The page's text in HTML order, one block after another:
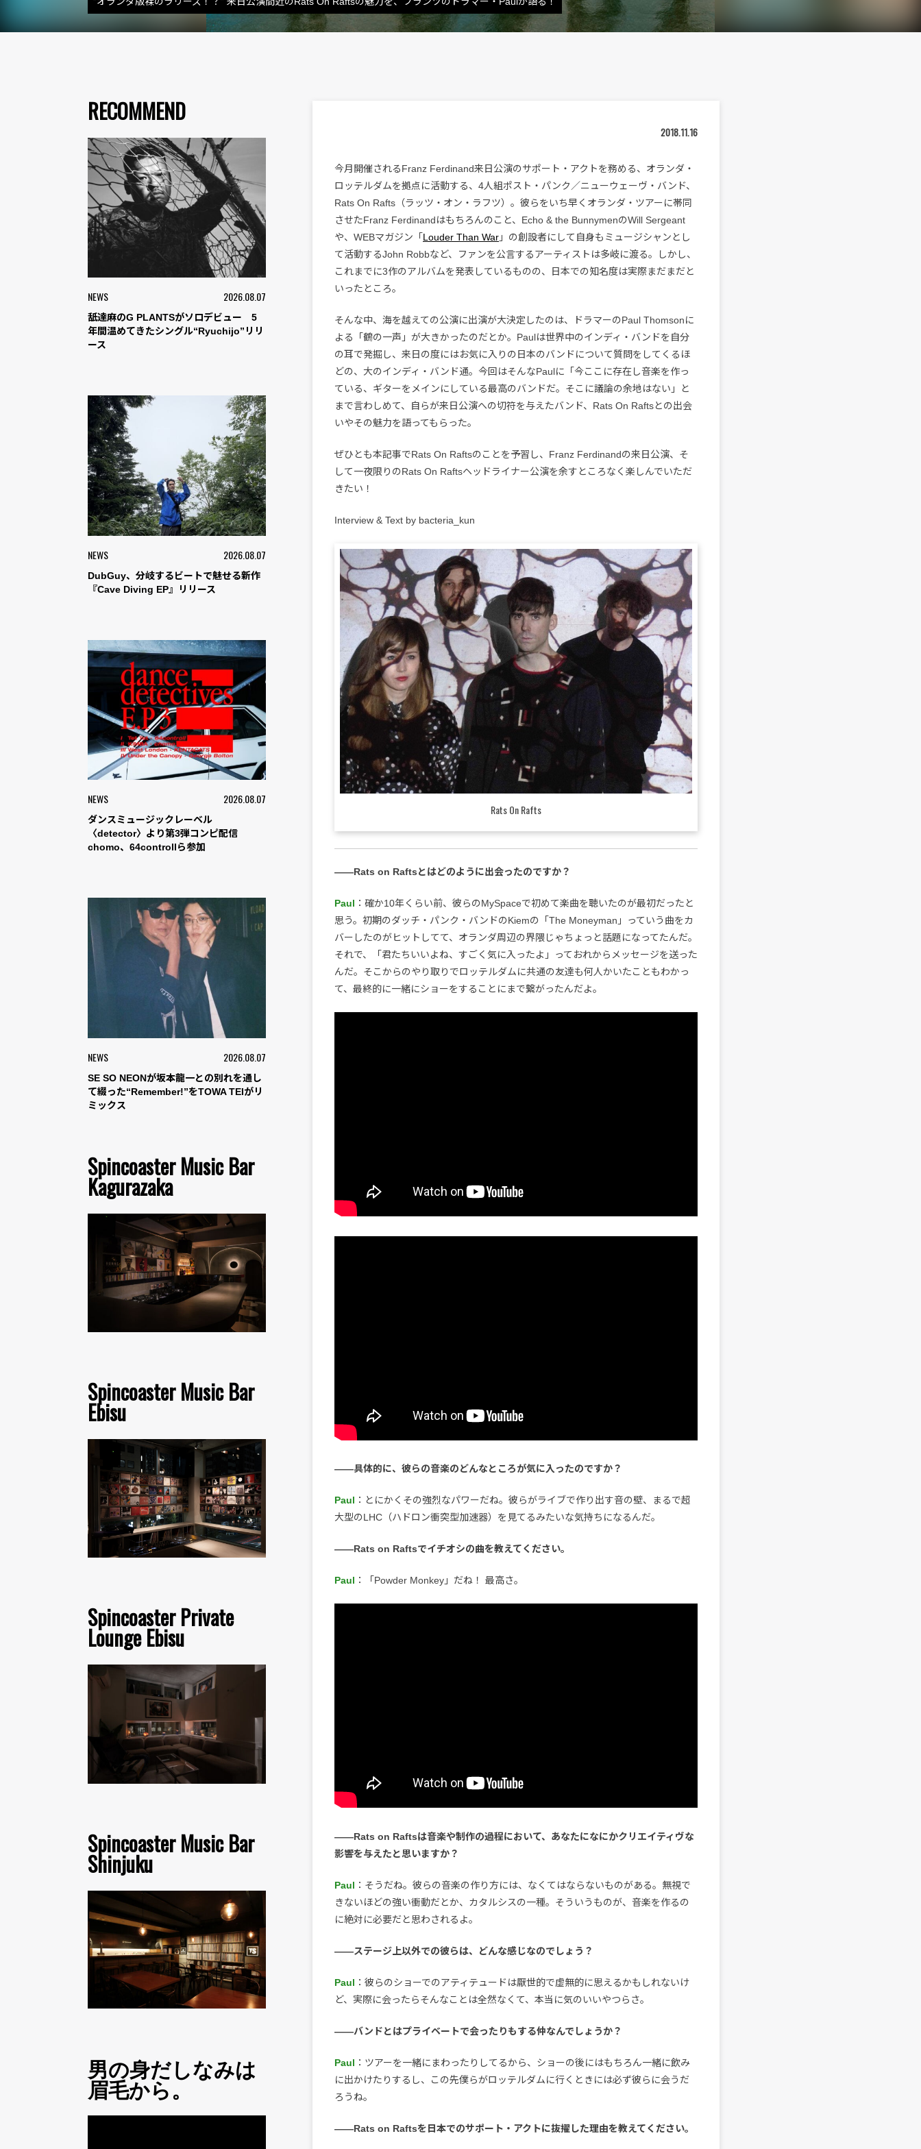
RECOMMEND
NEWS 2026.08.07
舐達麻のG PLANTSがソロデビュー 5
年間温めてきたシングル“Ryuchijo”リリ
ース
NEWS 2026.08.07
DubGuy、分岐するビートで魅せる新作
『Cave Diving EP』リリース
NEWS 2026.08.07
ダンスミュージックレーベル
〈detector〉より第3弾コンピ配信
chomo、64controllら参加
NEWS 2026.08.07
SE SO NEONが坂本龍一との別れを通し
て綴った“Remember!”をTOWA TEIがリ
ミックス
Spincoaster Music Bar
Kagurazaka
Spincoaster Music Bar
Ebisu
Spincoaster Private
Lounge Ebisu
Spincoaster Music Bar
Shinjuku
男の身だしなみは
眉毛から。
2018.11.16
今月開催されるFranz Ferdinand来日公演のサポート・アクトを務める、オランダ・
ロッテルダムを拠点に活動する、4人組ポスト・パンク／ニューウェーヴ・バンド、
Rats On Rafts（ラッツ・オン・ラフツ）。彼らをいち早くオランダ・ツアーに帯同
させたFranz Ferdinandはもちろんのこと、Echo & the BunnymenのWill Sergeant
や、WEBマガジン「 Louder Than War 」の創設者にして自身もミュージシャンとし
て活動するJohn Robbなど、ファンを公言するアーティストは多岐に渡る。しかし、
これまでに3作のアルバムを発表しているものの、日本での知名度は実際まだまだと
いったところ。
そんな中、海を越えての公演に出演が大決定したのは、ドラマーのPaul Thomsonに
よる「鶴の一声」が大きかったのだとか。Paulは世界中のインディ・バンドを自分
の耳で発掘し、来日の度にはお気に入りの日本のバンドについて質問をしてくるほ
どの、大のインディ・バンド通。今回はそんなPaulに「今ここに存在し音楽を作っ
ている、ギターをメインにしている最高のバンドだ。そこに議論の余地はない」と
まで言わしめて、自らが来日公演への切符を与えたバンド、Rats On Raftsとの出会
いやその魅力を語ってもらった。
ぜひとも本記事でRats On Raftsのことを予習し、Franz Ferdinandの来日公演、そ
して一夜限りのRats On Raftsヘッドライナー公演を余すところなく楽しんでいただ
きたい！
Interview & Text by bacteria_kun
Rats On Rafts
――Rats on Raftsとはどのように出会ったのですか？
Paul ：確か10年くらい前、彼らのMySpaceで初めて楽曲を聴いたのが最初だったと
思う。初期のダッチ・パンク・バンドのKiemの「The Moneyman」っていう曲をカ
バーしたのがヒットしてて、オランダ周辺の界隈じゃちょっと話題になってたんだ。
それで、「君たちいいよね、すごく気に入ったよ」っておれからメッセージを送った
んだ。そこからのやり取りでロッテルダムに共通の友達も何人かいたこともわかっ
て、最終的に一緒にショーをすることにまで繋がったんだよ。
――具体的に、彼らの音楽のどんなところが気に入ったのですか？
Paul ：とにかくその強烈なパワーだね。彼らがライブで作り出す音の壁、まるで超
大型のLHC（ハドロン衝突型加速器）を見てるみたいな気持ちになるんだ。
――Rats on Raftsでイチオシの曲を教えてください。
Paul ：「Powder Monkey」だね！ 最高さ。
――Rats on Raftsは音楽や制作の過程において、あなたになにかクリエイティヴな
影響を与えたと思いますか？
Paul ：そうだね。彼らの音楽の作り方には、なくてはならないものがある。無視で
きないほどの強い衝動だとか、カタルシスの一種。そういうものが、音楽を作るの
に絶対に必要だと思わされるよ。
――ステージ上以外での彼らは、どんな感じなのでしょう？
Paul ：彼らのショーでのアティテュードは厭世的で虚無的に思えるかもしれないけ
ど、実際に会ったらそんなことは全然なくて、本当に気のいいやつらさ。
――バンドとはプライベートで会ったりもする仲なんでしょうか？
Paul ：ツアーを一緒にまわったりしてるから、ショーの後にはもちろん一緒に飲み
に出かけたりするし、この先僕らがロッテルダムに行くときには必ず彼らに会うだ
ろうね。
――Rats on Raftsを日本でのサポート・アクトに抜擢した理由を教えてください。